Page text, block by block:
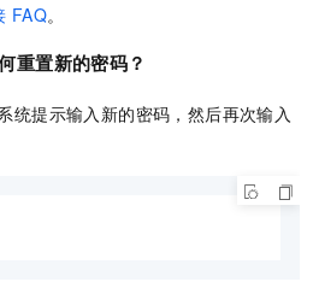
FAQ。
重置新的密码？
统提示输入新的密码，然后再次输入